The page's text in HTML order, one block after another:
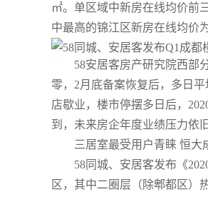
㎡。单区域中新房在线均价前
中最高的锦江区新房在线均价
58安居客房产研究院西部
零，2月底备案恢复后，多日
店歇业，楼市停摆多日后，
到，未来房企年度业绩压力依旧
三居室最受用户青睐 恒大
58同城、安居客发布《
区，其中二圈层（除郫都区）